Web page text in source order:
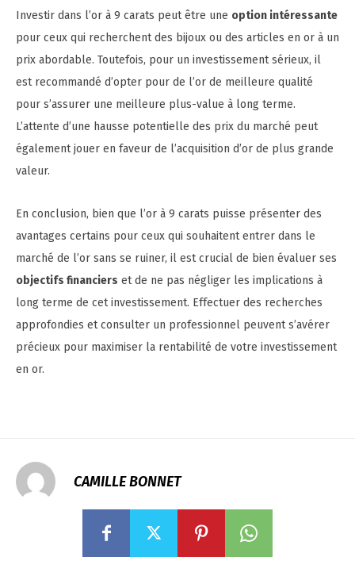
Investir dans l’or à 9 carats peut être une option intéressante
pour ceux qui recherchent des bijoux ou des articles en or à un
prix abordable. Toutefois, pour un investissement sérieux, il
est recommandé d’opter pour de l’or de meilleure qualité
pour s’assurer une meilleure plus-value à long terme.
L’attente d’une hausse potentielle des prix du marché peut
également jouer en faveur de l’acquisition d’or de plus grande
valeur.
En conclusion, bien que l’or à 9 carats puisse présenter des
avantages certains pour ceux qui souhaitent entrer dans le
marché de l’or sans se ruiner, il est crucial de bien évaluer ses
objectifs financiers et de ne pas négliger les implications à
long terme de cet investissement. Effectuer des recherches
approfondies et consulter un professionnel peuvent s’avérer
précieux pour maximiser la rentabilité de votre investissement
en or.
CAMILLE BONNET